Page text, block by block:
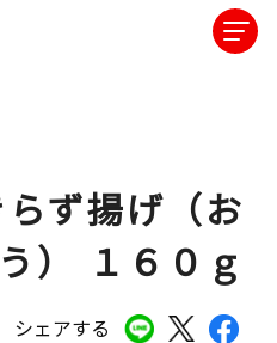
シェアする
ず揚げ（お
） １６０ｇ